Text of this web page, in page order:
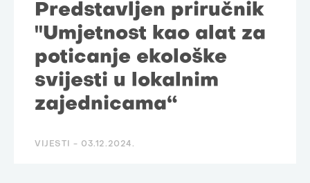
Predstavljen priručnik
"Umjetnost kao alat za
poticanje ekološke
svijesti u lokalnim
zajednicama“
VIJESTI - 03.12.2024.